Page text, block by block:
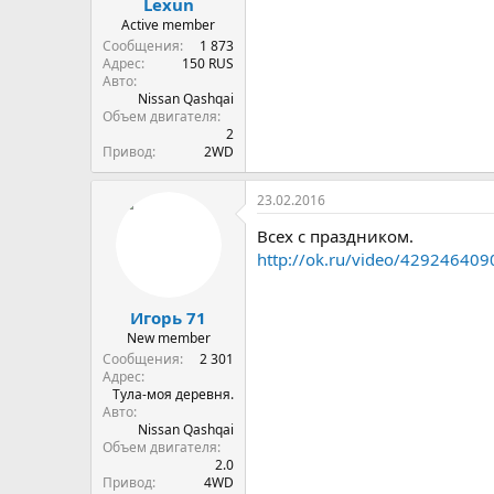
Lexun
Active member
Сообщения
1 873
Адрес
150 RUS
Авто
Nissan Qashqai
Объем двигателя
2
Привод
2WD
Игорь 71
New member
Сообщения
2 301
Адрес
Тула-моя деревня.
Авто
Nissan Qashqai
Объем двигателя
2.0
Привод
4WD
23.02.2016
Всех с праздником.
http://ok.ru/video/